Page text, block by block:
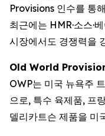
Provisions 인수를 통
최근에는 HMR·소스·
시장에서도 경쟁력을
Old World
OWP는 미국 뉴욕주
으로, 특수 육제품, 프
델리카트슨 제품을 미